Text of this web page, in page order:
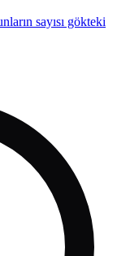
sayısı gökteki